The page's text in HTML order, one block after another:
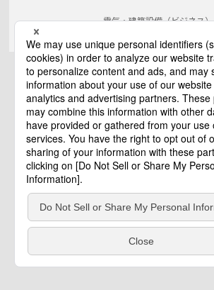
電気・建築設備（ビジネス）